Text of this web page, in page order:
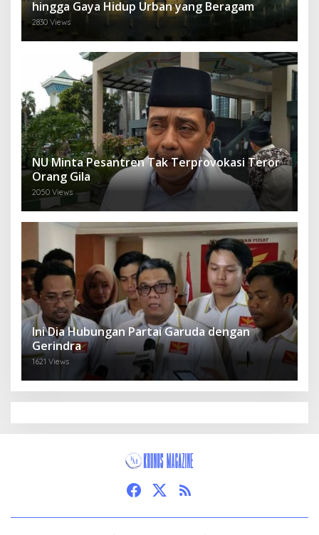
hingga Gaya Hidup Urban yang Beragam
2830 Views
NU Minta Pesantren Tak Terprovokasi Teror
Orang Gila
2050 Views
Ini Dia Hubungan Partai Garuda dengan
Gerindra
1621 Views